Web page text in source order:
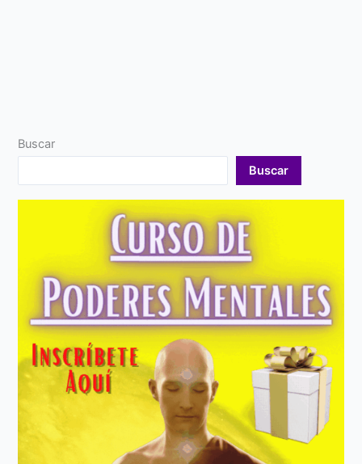
Buscar
Buscar